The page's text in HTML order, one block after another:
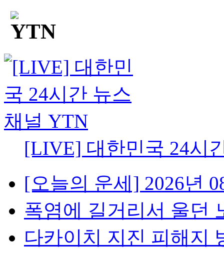
[LIVE] 대한민국 24시
[오늘의 운세] 2026년
폭염에 길거리서 울던
다카이치 지진 피해지